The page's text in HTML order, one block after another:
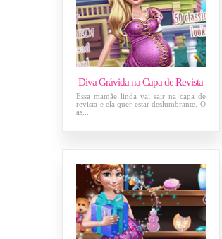
Diva Grávida na Capa de Revista
Essa mamãe linda vai sair na capa de
revista e ela quer estar deslumbrante. O
as...